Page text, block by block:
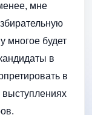
мне
многое будет
в
в